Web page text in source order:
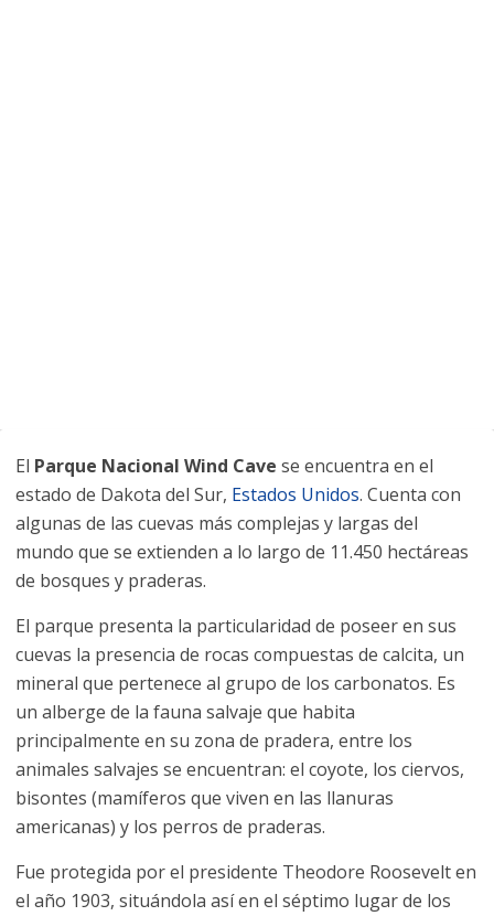
El Parque Nacional Wind Cave se encuentra en el
estado de Dakota del Sur, Estados Unidos. Cuenta con
algunas de las cuevas más complejas y largas del
mundo que se extienden a lo largo de 11.450 hectáreas
de bosques y praderas.
El parque presenta la particularidad de poseer en sus
cuevas la presencia de rocas compuestas de calcita, un
mineral que pertenece al grupo de los carbonatos. Es
un alberge de la fauna salvaje que habita
principalmente en su zona de pradera, entre los
animales salvajes se encuentran: el coyote, los ciervos,
bisontes (mamíferos que viven en las llanuras
americanas) y los perros de praderas.
Fue protegida por el presidente Theodore Roosevelt en
el año 1903, situándola así en el séptimo lugar de los